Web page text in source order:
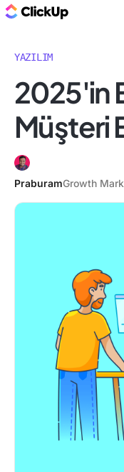
YAZILIM
2025'in
Müşteri
PraburamGrowth